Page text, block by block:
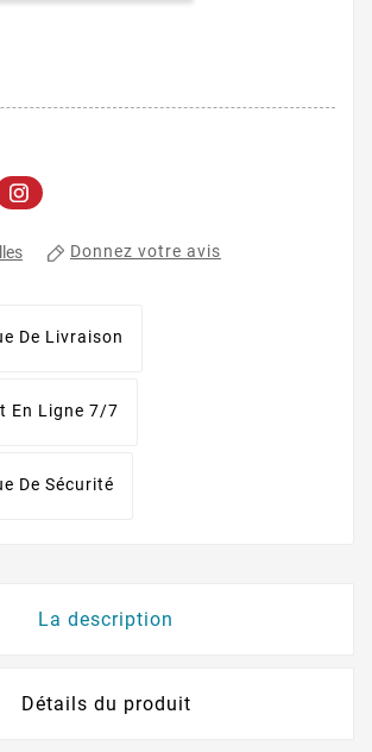
Donnez votre avis
De Livraison
En Ligne 7/7
De Sécurité
La description
Détails du produit